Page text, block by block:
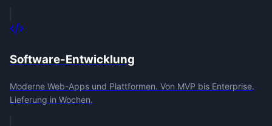
Software-Entwicklung
Moderne Web-Apps und Plattformen. Von MVP bis Enterprise.
Lieferung in Wochen.